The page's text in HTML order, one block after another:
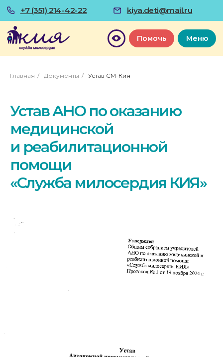
kiya.deti@mail.ru
+7 (351) 214-42-22
Главная / Документы / Устав СМ-Кия
Устав АНО по оказанию
медицинской
и реабилитационной
помощи
«Служба милосердия КИЯ»